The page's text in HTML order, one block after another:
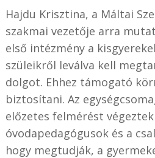
Hajdu Krisztina, a Máltai
szakmai vezetője arra
első intézmény a
szüleikről leválva kell
dolgot. Ehhez támogató
biztosítani. Az
előzetes felmérést
óvodapedagógusok és a
hogy megtudják, a